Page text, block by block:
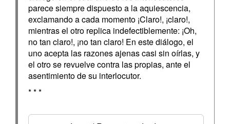
parece siempre dispuesto a la aquiescencia,
exclamando a cada momento ¡Claro!, ¡claro!,
mientras el otro replica indefectiblemente: ¡Oh,
no tan claro!, ¡no tan claro! En este diálogo, el
uno acepta las razones ajenas casi sin oírlas, y
el otro se revuelve contra las propias, ante el
asentimiento de su interlocutor.
* * *